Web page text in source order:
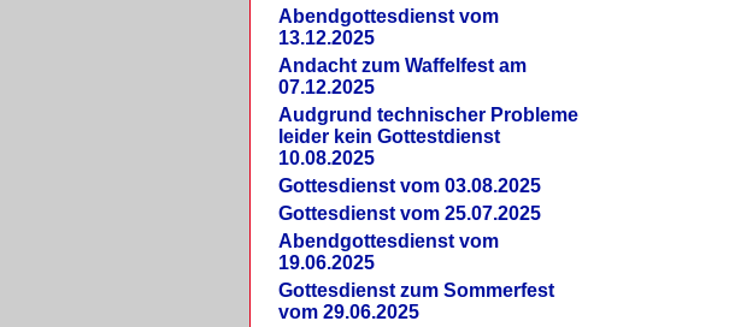
Abendgottesdienst vom
13.12.2025
Andacht zum Waffelfest am
07.12.2025
Audgrund technischer Probleme
leider kein Gottestdienst
10.08.2025
Gottesdienst vom 03.08.2025
Gottesdienst vom 25.07.2025
Abendgottesdienst vom
19.06.2025
Gottesdienst zum Sommerfest
vom 29.06.2025